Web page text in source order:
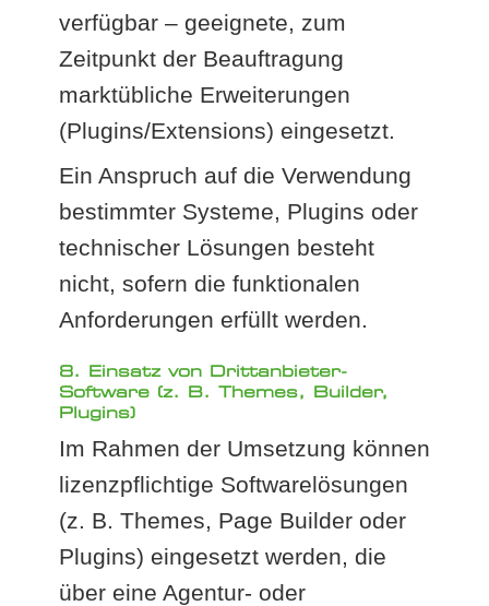
verfügbar – geeignete, zum
Zeitpunkt der Beauftragung
marktübliche Erweiterungen
(Plugins/Extensions) eingesetzt.
Ein Anspruch auf die Verwendung
bestimmter Systeme, Plugins oder
technischer Lösungen besteht
nicht, sofern die funktionalen
Anforderungen erfüllt werden.
8. Einsatz von Drittanbieter-
Software (z. B. Themes, Builder,
Plugins)
Im Rahmen der Umsetzung können
lizenzpflichtige Softwarelösungen
(z. B. Themes, Page Builder oder
Plugins) eingesetzt werden, die
über eine Agentur- oder